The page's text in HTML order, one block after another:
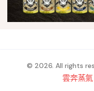
© 2026. All rights
雲奔蒸